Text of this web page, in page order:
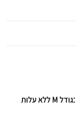
לקוחות אמריקן אקספרס GOLD נהנים משייק בגודל M ללא עלות